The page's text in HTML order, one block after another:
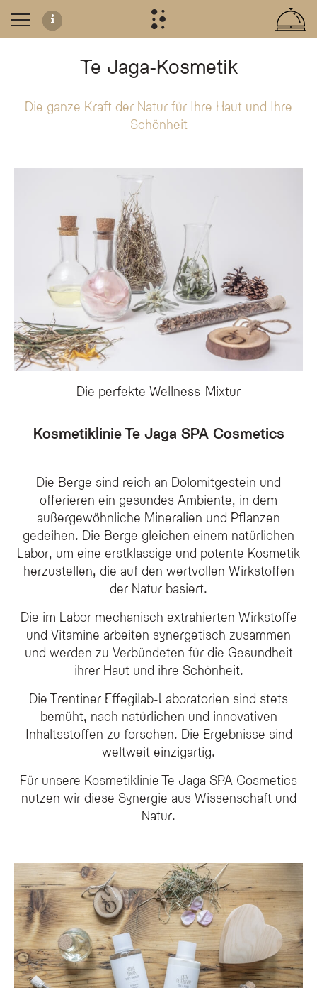
Te Jaga-Kosmetik
Te Jaga SPA Cosmetics: Natürliche Pflege aus
Rohmilch aus dem Fassatal:
Ein hochalpiner Wirkstoff, der als natürlicher
Thermalwasser aus dem Rosengarten:
Die Produktpalette umfasst spezialisierte Gesichts- und Körperpflege,
Milch-Packungscremes
Idrominerale-Cremes
Edelweiß-Cremes und -Gesichtsmasken
Heukissen und Spezial-Peelings (Strudel- oder Latschenkiefer-Basis)
Haarpflege-Packungen mit Bergheu
Rosenbasierte Gesichtsreiniger und Tonics
Was macht die Te Jaga SPA Cosmetics so besonders?
Die Te Jaga SPA Cosmetics basieren auf einer einzigartigen Synergie aus
Welche natürlichen Inhaltsstoffe werden für die Te Jaga-
Wofür wird das Thermalwasser aus dem Rosengarten
Die ganze Kraft der Natur für Ihre Haut und Ihre
Schönheit
Die perfekte Wellness-Mixtur
Kosmetiklinie Te Jaga SPA Cosmetics
Die Berge sind reich an Dolomitgestein und
offerieren ein gesundes Ambiente, in dem
außergewöhnliche Mineralien und Pflanzen
gedeihen. Die Berge gleichen einem natürlichen
Labor, um eine erstklassige und potente Kosmetik
herzustellen, die auf den wertvollen Wirkstoffen
der Natur basiert.
Die im Labor mechanisch extrahierten Wirkstoffe
und Vitamine arbeiten synergetisch zusammen
und werden zu Verbündeten für die Gesundheit
ihrer Haut und ihre Schönheit.
Die Trentiner Effegilab-Laboratorien sind stets
bemüht, nach natürlichen und innovativen
Inhaltsstoffen zu forschen. Die Ergebnisse sind
weltweit einzigartig.
Für unsere Kosmetiklinie Te Jaga SPA Cosmetics
nutzen wir diese Synergie aus Wissenschaft und
Natur.